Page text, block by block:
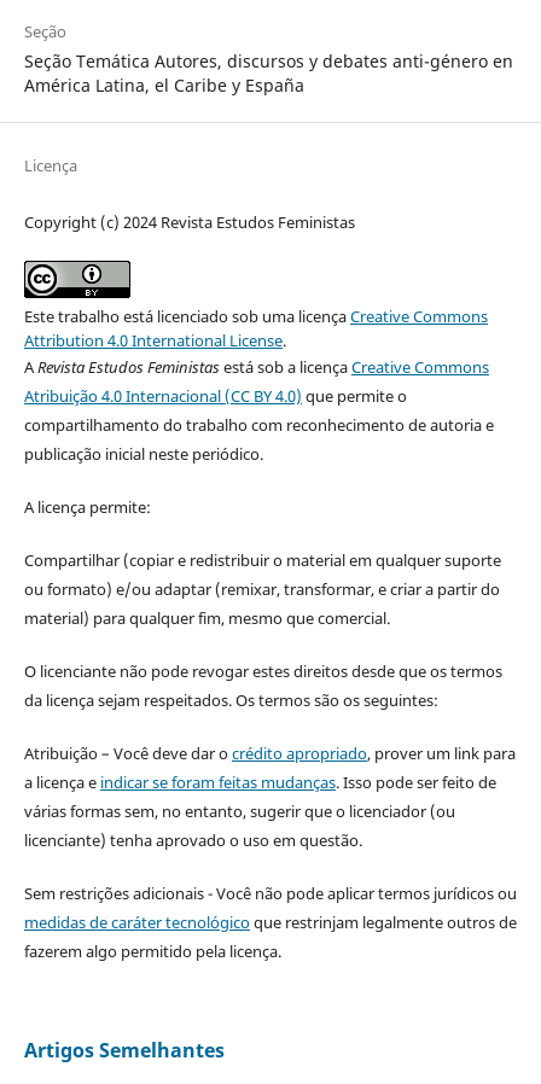
Seção
Seção Temática Autores, discursos y debates anti-género en
América Latina, el Caribe y España
Licença
Copyright (c) 2024 Revista Estudos Feministas
Este trabalho está licenciado sob uma licençaCreative Commons
Attribution 4.0 International License.
ARevista Estudos Feministasestá sob a licençaCreative Commons
Atribuição 4.0 Internacional (CC BY 4.0) que permite o
compartilhamento do trabalho com reconhecimento de autoria e
publicação inicial neste periódico.
A licença permite:
Compartilhar (copiar e redistribuir o material em qualquer suporte
ou formato) e/ou adaptar (remixar, transformar, e criar a partir do
material) para qualquer fim, mesmo que comercial.
O licenciante não pode revogar estes direitos desde que os termos
da licença sejam respeitados. Os termos são os seguintes:
Atribuição – Você deve dar ocrédito apropriado, prover um link para
a licença e indicar se foram feitas mudanças. Isso pode ser feito de
várias formas sem, no entanto, sugerir que o licenciador (ou
licenciante) tenha aprovado o uso em questão.
Sem restrições adicionais - Você não pode aplicar termos jurídicos ou
medidas de caráter tecnológicoque restrinjam legalmente outros de
fazerem algo permitido pela licença.
Artigos Semelhantes